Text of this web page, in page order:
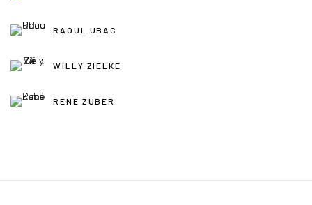
RAOUL UBAC
WILLY ZIELKE
RENÉ ZUBER